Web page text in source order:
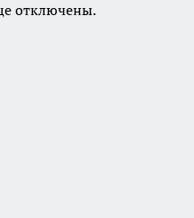
отключены.